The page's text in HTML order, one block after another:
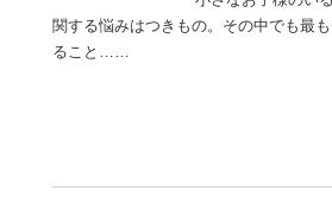
関する悩みはつきもの。その中でも最も
ること……